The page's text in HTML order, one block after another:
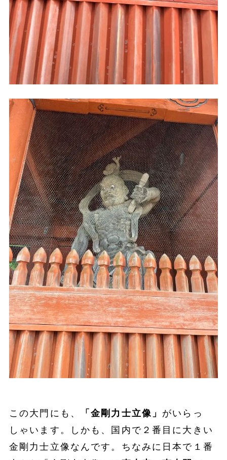
この大門にも、 「金剛力士立像」 がいらっ
しゃいます。しかも、国内で２番目に大きい
金剛力士立像なんです。ちなみに日本で１番